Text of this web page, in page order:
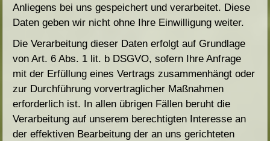
Anliegens bei uns gespeichert und verarbeitet. Diese
Daten geben wir nicht ohne Ihre Einwilligung weiter.
Die Verarbeitung dieser Daten erfolgt auf Grundlage
von Art. 6 Abs. 1 lit. b DSGVO, sofern Ihre Anfrage
mit der Erfüllung eines Vertrags zusammenhängt oder
zur Durchführung vorvertraglicher Maßnahmen
erforderlich ist. In allen übrigen Fällen beruht die
Verarbeitung auf unserem berechtigten Interesse an
der effektiven Bearbeitung der an uns gerichteten